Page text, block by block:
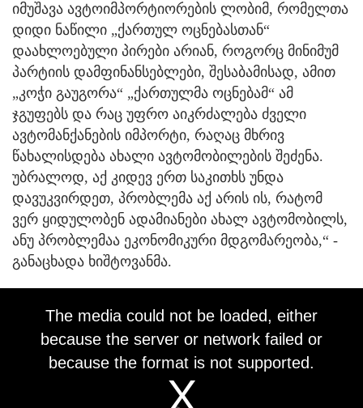
იმუშავა ავტოიმპორტიორების ლობიმ, რომელთა
დიდი ნაწილი „ქართულ ოცნებასთან“
დაახლოებული პირები არიან, როგორც მინიმუმ
პარტიის დამფინანსებლები, შესაბამისად, ამით
„კოჭი გაუგორა“ „ქართულმა ოცნებამ“ ამ
ჯგუფებს და რაც უფრო აიკრძალება ძველი
ავტომანქანების იმპორტი, რაღაც მხრივ
წახალისდება ახალი ავტომობილების შეძენა.
უბრალოდ, აქ კიდევ ერთ საკითხს უნდა
დავუკვირდეთ, პრობლემა აქ არის ის, რატომ
ვერ ყიდულობენ ადამიანები ახალ ავტომობილს,
ანუ პრობლემაა ეკონომიკური მდგომარეობა,“ -
განაცხადა ხიშტოვანმა.
The media could not be loaded, either
because the server or network failed or
because the format is not supported.